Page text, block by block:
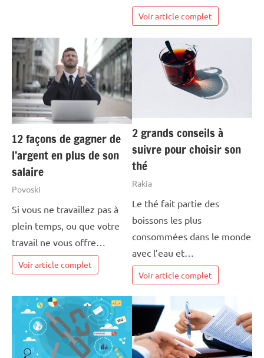
Voir article complet
12 façons de gagner de
l’argent en plus de son
salaire
Povoski
Si vous ne travaillez pas à
plein temps, ou que votre
travail ne vous offre…
Voir article complet
2 grands conseils à
suivre pour choisir son
thé
Rakia
Le thé fait partie des
boissons les plus
consommées dans le monde
avec l’eau et…
Voir article complet